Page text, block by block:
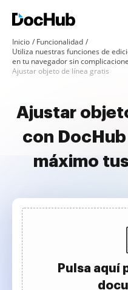
Inicio
Funcionalidad
Utiliza nuestras funciones de
en tu navegador sin
Ajustar objeto de línea gratis
Ajustar
con DocHub
máximo
Pulsa aquí